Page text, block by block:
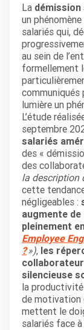
La démission
un
salariés qui,
au sein de
formellement
communiqués
lumière un
L’étude
septembre
salariés
des «
des
la description
cette
négligeables :
augmente
pleinement
Employee
?»), les
silencieuse
la
de motivation
mettent le
salariés face